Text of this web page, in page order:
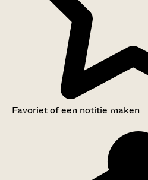
Favoriet of een notitie maken